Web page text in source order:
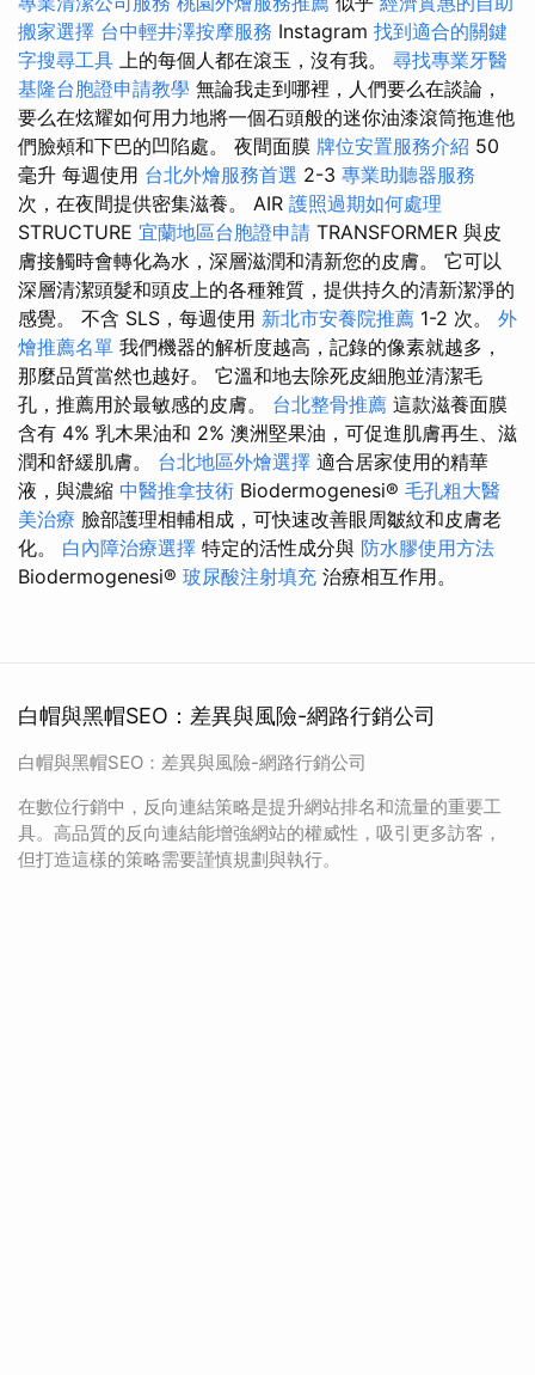
搬家選擇 台中輕井澤按摩服務 Instagram 找到適合的關鍵
字搜尋工具 上的每個人都在滾玉，沒有我。 尋找專業牙醫
基隆台胞證申請教學 無論我走到哪裡，人們要么在談論，
要么在炫耀如何用力地將一個石頭般的迷你油漆滾筒拖進他
們臉頰和下巴的凹陷處。 夜間面膜 牌位安置服務介紹 50
毫升 每週使用 台北外燴服務首選 2-3 專業助聽器服務
次，在夜間提供密集滋養。 AIR 護照過期如何處理
STRUCTURE 宜蘭地區台胞證申請 TRANSFORMER 與皮
膚接觸時會轉化為水，深層滋潤和清新您的皮膚。 它可以
深層清潔頭髮和頭皮上的各種雜質，提供持久的清新潔淨的
感覺。 不含 SLS，每週使用 新北市安養院推薦 1-2 次。 外
燴推薦名單 我們機器的解析度越高，記錄的像素就越多，
那麼品質當然也越好。 它溫和地去除死皮細胞並清潔毛
孔，推薦用於最敏感的皮膚。 台北整骨推薦 這款滋養面膜
含有 4% 乳木果油和 2% 澳洲堅果油，可促進肌膚再生、滋
潤和舒緩肌膚。 台北地區外燴選擇 適合居家使用的精華
液，與濃縮 中醫推拿技術 Biodermogenesi® 毛孔粗大醫
美治療 臉部護理相輔相成，可快速改善眼周皺紋和皮膚老
化。 白內障治療選擇 特定的活性成分與 防水膠使用方法
Biodermogenesi® 玻尿酸注射填充 治療相互作用。
白帽與黑帽SEO：差異與風險-網路行銷公司
白帽與黑帽SEO：差異與風險-網路行銷公司
在數位行銷中，反向連結策略是提升網站排名和流量的重要工
具。高品質的反向連結能增強網站的權威性，吸引更多訪客，
但打造這樣的策略需要謹慎規劃與執行。